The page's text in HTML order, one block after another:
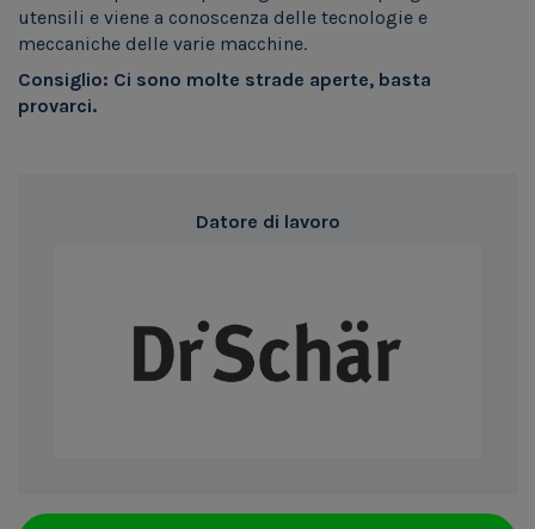
utensili e viene a conoscenza delle tecnologie e
meccaniche delle varie macchine.
Consiglio: Ci sono molte strade aperte, basta
provarci.
Datore di lavoro